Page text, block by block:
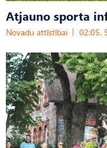
Atjauno sporta
Novadu attīstībai 02:05,